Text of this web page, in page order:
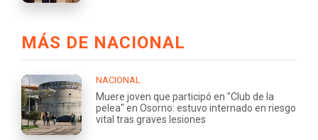
MÁS DE NACIONAL
NACIONAL
Muere joven que participó en "Club de la
pelea" en Osorno: estuvo internado en riesgo
vital tras graves lesiones